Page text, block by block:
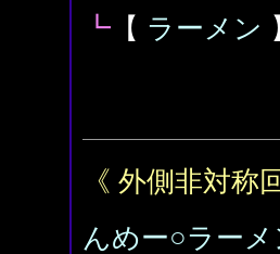
┗ 【 ラーメン
《 外側非対称
んめー○ラーメ